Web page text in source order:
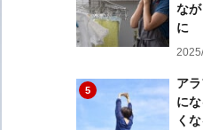
な
に
5
ア
に
く